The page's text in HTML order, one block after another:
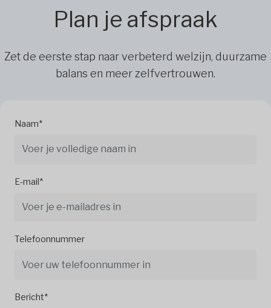
Plan je afspraak
Zet de eerste stap naar verbeterd welzijn, duurzame
balans en meer zelfvertrouwen.
Naam*
E-mail*
Telefoonnummer
Bericht*